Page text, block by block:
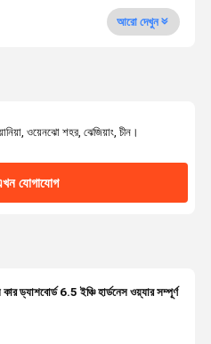
আরো দেখুন
ওয়েনঝো শহর, ঝেজিয়াং, চীন।
যোগাযোগ
ড্যাশবোর্ড 6.5 ইঞ্চি হার্ডনেস ওয়্যার সম্পূর্ণ